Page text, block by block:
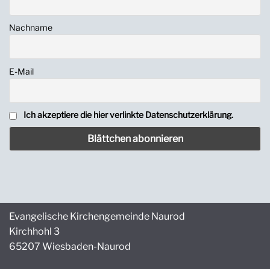
Nachname
E-Mail
Ich akzeptiere die hier verlinkte Datenschutzerklärung.
Evangelische Kirchengemeinde Naurod
Kirchhohl 3
65207 Wiesbaden-Naurod